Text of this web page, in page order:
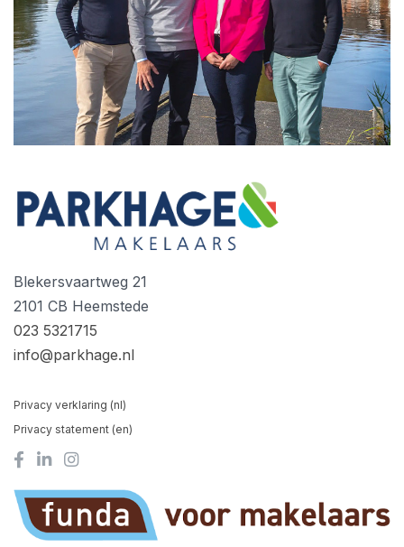
Blekersvaartweg 21
2101 CB Heemstede
023 5321715
info@parkhage.nl
Privacy verklaring (nl)
Privacy statement (en)